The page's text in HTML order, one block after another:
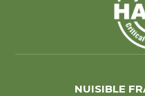
NUISIBLE